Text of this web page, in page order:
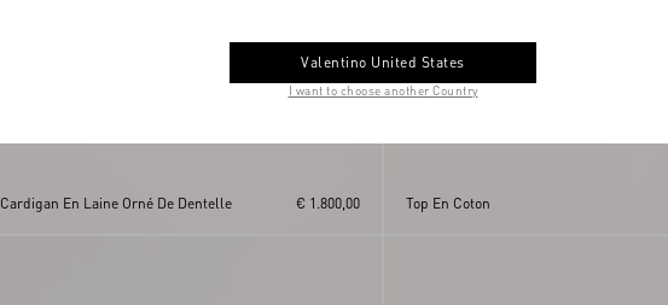
Cardigan En Laine Orné De Dentelle € 1.800,00 Top En Coton
Valentino United States
I want to choose another Country